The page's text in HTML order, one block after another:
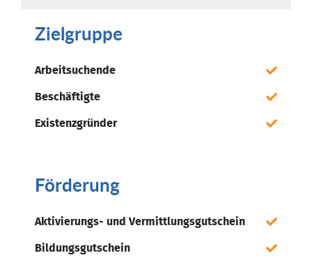
Zielgruppe
Arbeitsuchende
Beschäftigte
Existenzgründer
Förderung
Aktivierungs- und Vermittlungsgutschein
Bildungsgutschein